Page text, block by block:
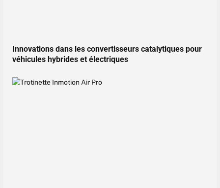
Innovations dans les convertisseurs catalytiques pour
véhicules hybrides et électriques